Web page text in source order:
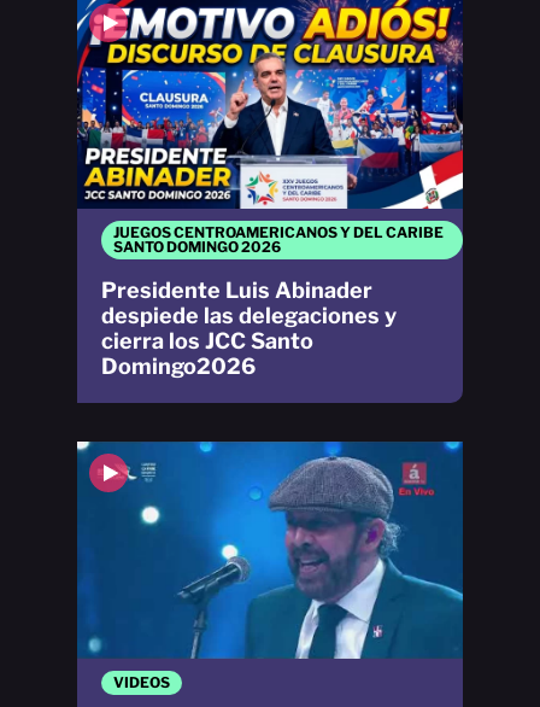
VIDEOS
JUEGOS CENTROAMERICANOS Y DEL CARIBE
SANTO DOMINGO 2026
Presidente Luis Abinader
despiede las delegaciones y
cierra los JCC Santo
Domingo2026